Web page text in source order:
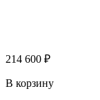
214 600 ₽
В корзину